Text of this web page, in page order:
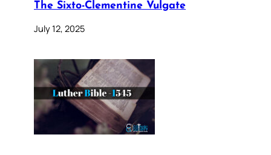
The Sixto-Clementine Vulgate
July 12, 2025